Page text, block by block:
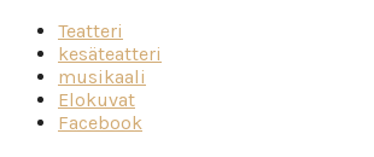
Teatteri
kesäteatteri
musikaali
Elokuvat
Facebook